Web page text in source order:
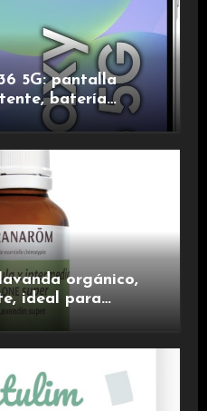
5G: pantalla
batería
para una
orgánico,
ideal para